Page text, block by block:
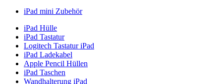
iPad mini Zubehör
iPad Hülle
iPad Tastatur
Logitech Tastatur iPad
iPad Ladekabel
Apple Pencil Hüllen
iPad Taschen
Wandhalterung iPad